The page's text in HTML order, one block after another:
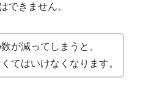
できません。
が減ってしまうと、
てはいけなくなります。